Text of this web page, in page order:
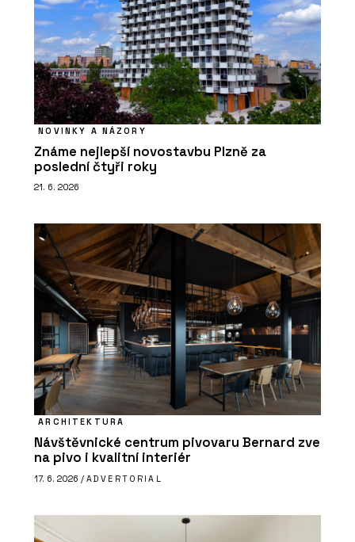
NOVINKY A NÁZORY
Známe nejlepší novostavbu Plzně za
poslední čtyři roky
21. 6. 2026
ARCHITEKTURA
Návštěvnické centrum pivovaru Bernard zve
na pivo i kvalitní interiér
17. 6. 2026 / ADVERTORIAL